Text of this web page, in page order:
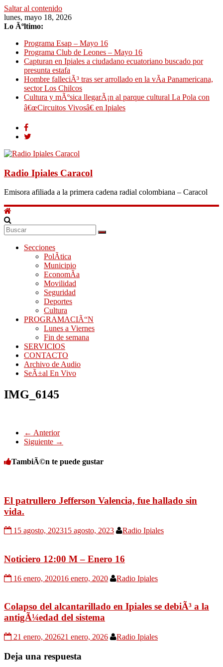
Saltar al contenido
lunes, mayo 18, 2026
Lo Ãºltimo:
Programa Esap – Mayo 16
Programa Club de Leones – Mayo 16
Capturan en Ipiales a ciudadano ecuatoriano buscado por
presunta estafa
Hombre falleciÃ³ tras ser arrollado en la vÃ­a Panamericana,
sector Los Chilcos
Cultura y mÃºsica llegarÃ¡n al parque cultural La Pola con
â€œCircuitos Vivosâ€ en Ipiales
Radio Ipiales Caracol
Emisora afiliada a la primera cadena radial colombiana – Caracol
Secciones
PolÃ­tica
Municipio
EconomÃ­a
Movilidad
Seguridad
Deportes
Cultura
PROGRAMACIÃ“N
Lunes a Viernes
Fin de semana
SERVICIOS
CONTACTO
Archivo de Audio
SeÃ±al En Vivo
IMG_6145
← Anterior
Siguiente →
TambiÃ©n te puede gustar
El patrullero Jefferson Valencia, fue hallado sin
vida.
15 agosto, 202315 agosto, 2023 Radio Ipiales
Noticiero 12:00 M – Enero 16
16 enero, 202016 enero, 2020 Radio Ipiales
Colapso del alcantarillado en Ipiales se debiÃ³ a la
antigÃ¼edad del sistema
21 enero, 202621 enero, 2026 Radio Ipiales
Deja una respuesta